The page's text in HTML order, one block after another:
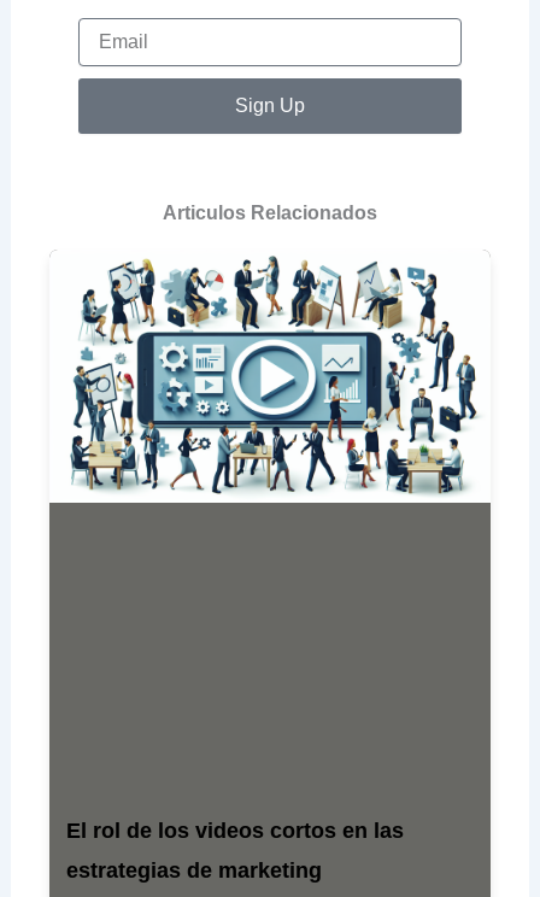
Email
Sign Up
Articulos Relacionados
El rol de los videos cortos en las
estrategias de marketing